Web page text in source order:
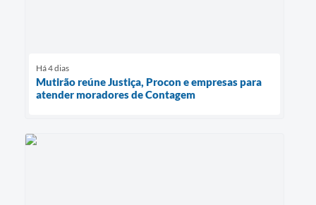
Há 4 dias
Mutirão reúne Justiça, Procon e empresas para
atender moradores de Contagem